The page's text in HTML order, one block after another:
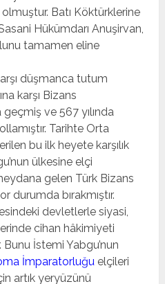
olmuştur. Batı Köktürklerine
Hükümdarı Anuşirvan,
tamamen eline
düşmanca tutum
karşı Bizans
ve 567 yılında
Tarihte Orta
bu ilk heyete karşılık
ülkesine elçi
gelen Türk Bizans
durumda bırakmıştır.
devletlerle siyasi,
cihan hâkimiyeti
Bunu İstemi Yabgu’nun
İmparatorluğu elçileri
artık yeryüzünü